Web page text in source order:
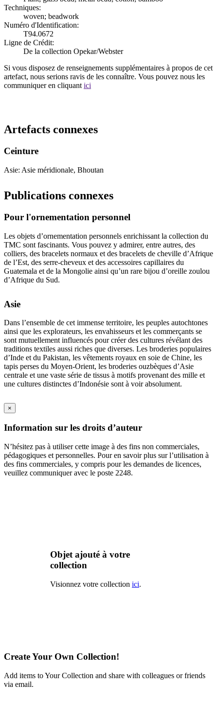
Techniques:
woven; beadwork
Numéro d'Identification:
T94.0672
Ligne de Crédit:
De la collection Opekar/Webster
Si vous disposez de renseignements supplémentaires à propos de cet
artefact, nous serions ravis de les connaître. Vous pouvez nous les
communiquer en cliquant ici
Artefacts connexes
Ceinture
Asie: Asie méridionale, Bhoutan
Publications connexes
Pour l'ornementation personnel
Les objets d’ornementation personnels enrichissant la collection du
TMC sont fascinants. Vous pouvez y admirer, entre autres, des
colliers, des bracelets normaux et des bracelets de cheville d’Afrique
de l’Est, des serre-cheveux et des accessoires capillaires du
Guatemala et de la Mongolie ainsi qu’un rare bijou d’oreille zoulou
d’Afrique du Sud.
Asie
Dans l’ensemble de cet immense territoire, les peuples autochtones
ainsi que les explorateurs, les envahisseurs et les commerçants se
sont mutuellement influencés pour créer des cultures révélant des
traditions textiles aussi riches que diverses. Les broderies populaires
d’Inde et du Pakistan, les vêtements royaux en soie de Chine, les
tapis perses du Moyen-Orient, les broderies ouzbèques d’Asie
centrale et une vaste série de tissus à motifs provenant des mille et
une cultures distinctes d’Indonésie sont à voir absolument.
×
Information sur les droits d’auteur
N’hésitez pas à utiliser cette image à des fins non commerciales,
pédagogiques et personnelles. Pour en savoir plus sur l’utilisation à
des fins commerciales, y compris pour les demandes de licences,
veuillez communiquer avec le poste 2248.
Objet ajouté à votre
collection
Visionnez votre collection ici.
Create Your Own Collection!
Add items to Your Collection and share with colleagues or friends
via email.